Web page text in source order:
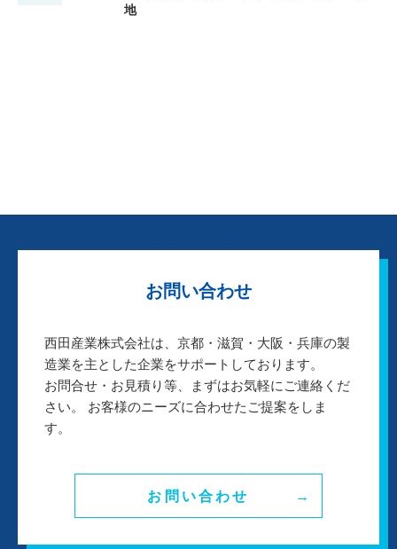
地
お問い合わせ
西田産業株式会社は、京都・滋賀・大阪・兵庫の製
造業を主とした企業をサポートしております。
お問合せ・お見積り等、まずはお気軽にご連絡くだ
さい。 お客様のニーズに合わせたご提案をしま
す。
お問い合わせ